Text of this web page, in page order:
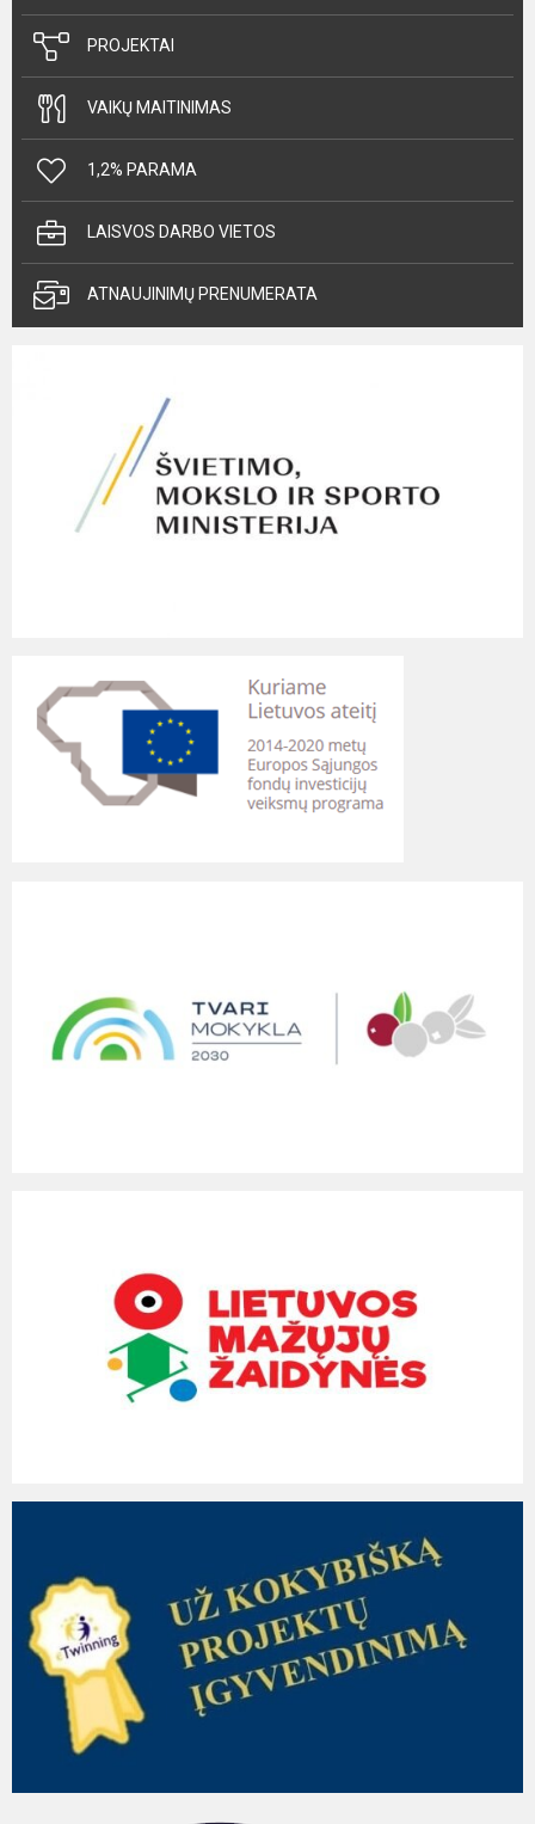
PROJEKTAI
VAIKŲ MAITINIMAS
1,2% PARAMA
LAISVOS DARBO VIETOS
ATNAUJINIMŲ PRENUMERATA